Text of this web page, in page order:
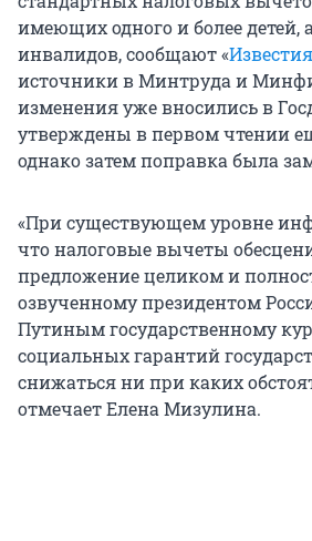
имеющих одного и более детей,
инвалидов, сообщают «Известия
источники в Минтруда и
изменения уже вносились в
утверждены в первом чтении
однако затем поправка была
«При существующем уровне
что налоговые вычеты
предложение целиком и
озвученному президентом
Путиным государственному
социальных гарантий
снижаться ни при каких
отмечает Елена Мизулина.